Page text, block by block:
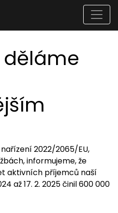
2022/2065/EU,
informujeme, že
aktivních příjemců naší
až 17. 2. 2025 činil 600 000